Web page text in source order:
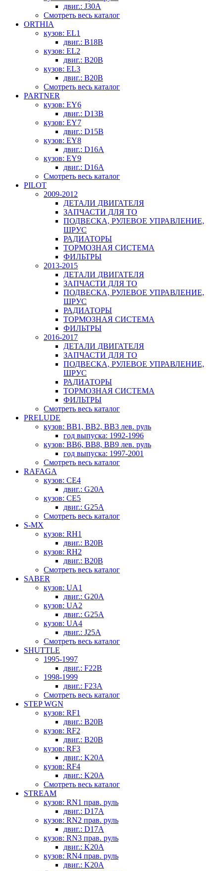
двиг.: J30A
Смотреть весь каталог
ORTHIA
кузов: EL1
двиг.: B18B
кузов: EL2
двиг.: B20B
кузов: EL3
двиг.: B20B
Смотреть весь каталог
PARTNER
кузов: EY6
двиг.: D13B
кузов: EY7
двиг.: D15B
кузов: EY8
двиг.: D16A
кузов: EY9
двиг.: D16A
Смотреть весь каталог
PILOT
2009-2012
ДЕТАЛИ ДВИГАТЕЛЯ
ЗАПЧАСТИ ДЛЯ ТО
ПОДВЕСКА, РУЛЕВОЕ УПРАВЛЕНИЕ,
ШРУС
РАДИАТОРЫ
ТОРМОЗНАЯ СИСТЕМА
ФИЛЬТРЫ
2013-2015
ДЕТАЛИ ДВИГАТЕЛЯ
ЗАПЧАСТИ ДЛЯ ТО
ПОДВЕСКА, РУЛЕВОЕ УПРАВЛЕНИЕ,
ШРУС
РАДИАТОРЫ
ТОРМОЗНАЯ СИСТЕМА
ФИЛЬТРЫ
2016-2017
ДЕТАЛИ ДВИГАТЕЛЯ
ЗАПЧАСТИ ДЛЯ ТО
ПОДВЕСКА, РУЛЕВОЕ УПРАВЛЕНИЕ,
ШРУС
РАДИАТОРЫ
ТОРМОЗНАЯ СИСТЕМА
ФИЛЬТРЫ
Смотреть весь каталог
PRELUDE
кузов: BB1, BB2, BB3 лев. руль
год выпуска: 1992-1996
кузов: BB6, BB8, BB9 лев. руль
год выпуска: 1997-2001
Смотреть весь каталог
RAFAGA
кузов: CE4
двиг.: G20A
кузов: CE5
двиг.: G25A
Смотреть весь каталог
S-MX
кузов: RH1
двиг.: B20B
кузов: RH2
двиг.: B20B
Смотреть весь каталог
SABER
кузов: UA1
двиг.: G20A
кузов: UA2
двиг.: G25A
кузов: UA4
двиг.: J25A
Смотреть весь каталог
SHUTTLE
1995-1997
двиг.: F22B
1998-1999
двиг.: F23A
Смотреть весь каталог
STEP WGN
кузов: RF1
двиг.: B20B
кузов: RF2
двиг.: B20B
кузов: RF3
двиг.: K20A
кузов: RF4
двиг.: K20A
Смотреть весь каталог
STREAM
кузов: RN1 прав. руль
двиг.: D17A
кузов: RN2 прав. руль
двиг.: D17A
кузов: RN3 прав. руль
двиг.: K20A
кузов: RN4 прав. руль
двиг.: K20A